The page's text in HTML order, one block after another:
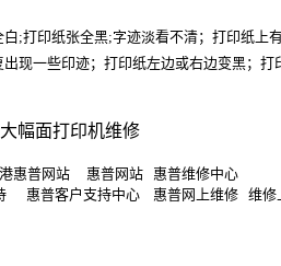
;打印纸张全黑;字迹淡看不清；打印纸
现一些印迹；打印纸左边或右边变黑；
幅面打印机维修
港惠普网站 惠普网站 惠普维修中
惠普客户支持中心 惠普网上维修 维修